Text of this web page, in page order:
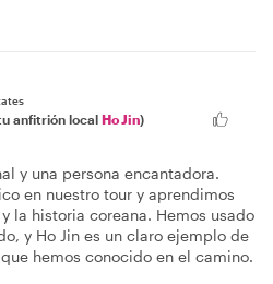
anfitrión local Ho Jin)
y una persona encantadora.
en nuestro tour y aprendimos
la historia coreana. Hemos usado
y Ho Jin es un claro ejemplo de
hemos conocido en el camino.